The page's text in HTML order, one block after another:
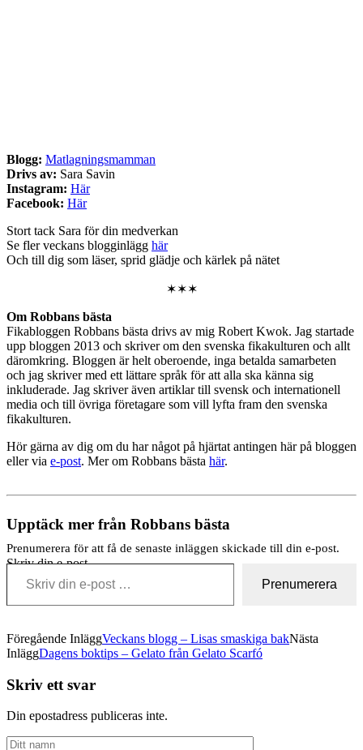
Blogg: Matlagningsmamman
Drivs av: Sara Savin
Instagram: Här
Facebook: Här
Stort tack Sara för din medverkan
Se fler veckans blogginlägg här
Och till dig som läser, sprid glädje och kärlek på nätet
✶✶✶
Om Robbans bästa
Fikabloggen Robbans bästa drivs av mig Robert Kwok. Jag startade
upp bloggen 2013 och skriver om den svenska fikakulturen och allt
däromkring. Bloggen är helt oberoende, inga betalda samarbeten
och jag skriver med ett lättare språk för att alla ska känna sig
inkluderade. Jag skriver även artiklar till svensk och internationell
media och till övriga företagare som vill lyfta fram den svenska
fikakulturen.
Hör gärna av dig om du har något på hjärtat antingen här på bloggen
eller via e-post. Mer om Robbans bästa här.
Upptäck mer från Robbans bästa
Prenumerera för att få de senaste inläggen skickade till din e-post.
Skriv din e-post …
Prenumerera
Föregående InläggVeckans blogg – Lisas smaskiga bakNästa
InläggDagens boktips – Gelato från Gelato Scarfó
Skriv ett svar
Din epostadress publiceras inte.